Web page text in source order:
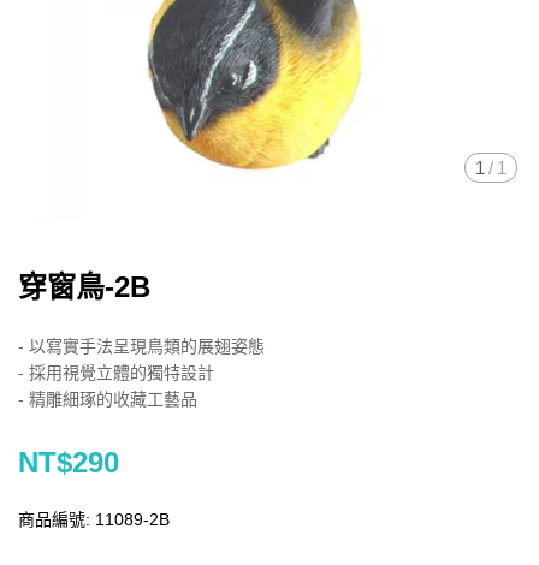
1 / 1
穿窗鳥-2B
- 以寫實手法呈現鳥類的展翅姿態
- 採用視覺立體的獨特設計
- 精雕細琢的收藏工藝品
NT$290
商品編號: 11089-2B